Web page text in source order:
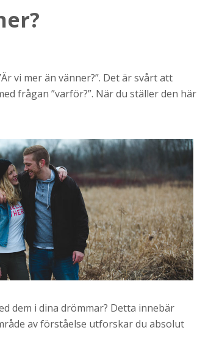
vi mer än vänner?”. Det är svårt att
frågan ”varför?”. När du ställer den här
dem i dina drömmar? Detta innebär
av förståelse utforskar du absolut